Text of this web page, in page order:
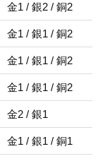
金1 / 銀2 / 銅2
金1 / 銀1 / 銅2
金1 / 銀1 / 銅2
金1 / 銀1 / 銅2
金2 / 銀1
金1 / 銀1 / 銅1